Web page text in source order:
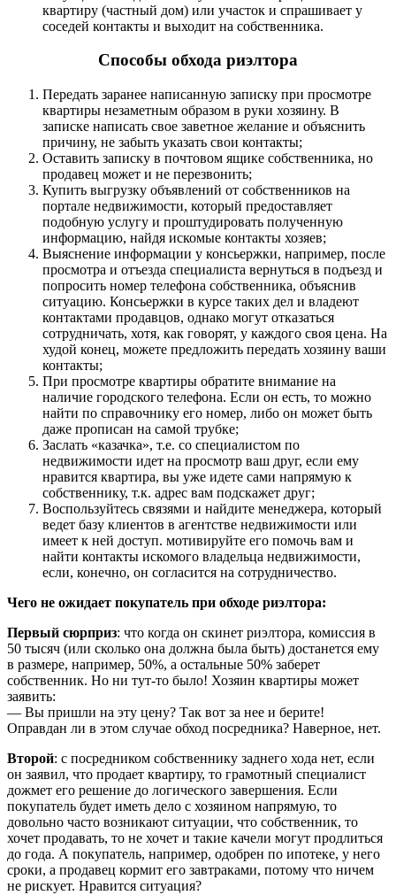
квартиру (частный дом) или участок и спрашивает у
соседей контакты и выходит на собственника.
Способы обхода риэлтора
Передать заранее написанную записку при просмотре
квартиры незаметным образом в руки хозяину. В
записке написать свое заветное желание и объяснить
причину, не забыть указать свои контакты;
Оставить записку в почтовом ящике собственника, но
продавец может и не перезвонить;
Купить выгрузку объявлений от собственников на
портале недвижимости, который предоставляет
подобную услугу и проштудировать полученную
информацию, найдя искомые контакты хозяев;
Выяснение информации у консьержки, например, после
просмотра и отъезда специалиста вернуться в подъезд и
попросить номер телефона собственника, объяснив
ситуацию. Консьержки в курсе таких дел и владеют
контактами продавцов, однако могут отказаться
сотрудничать, хотя, как говорят, у каждого своя цена. На
худой конец, можете предложить передать хозяину ваши
контакты;
При просмотре квартиры обратите внимание на
наличие городского телефона. Если он есть, то можно
найти по справочнику его номер, либо он может быть
даже прописан на самой трубке;
Заслать «казачка», т.е. со специалистом по
недвижимости идет на просмотр ваш друг, если ему
нравится квартира, вы уже идете сами напрямую к
собственнику, т.к. адрес вам подскажет друг;
Воспользуйтесь связями и найдите менеджера, который
ведет базу клиентов в агентстве недвижимости или
имеет к ней доступ. мотивируйте его помочь вам и
найти контакты искомого владельца недвижимости,
если, конечно, он согласится на сотрудничество.
Чего не ожидает покупатель при обходе риэлтора:
Первый сюрприз: что когда он скинет риэлтора, комиссия в
50 тысяч (или сколько она должна была быть) достанется ему
в размере, например, 50%, а остальные 50% заберет
собственник. Но ни тут-то было! Хозяин квартиры может
заявить:
— Вы пришли на эту цену? Так вот за нее и берите!
Оправдан ли в этом случае обход посредника? Наверное, нет.
Второй: с посредником собственнику заднего хода нет, если
он заявил, что продает квартиру, то грамотный специалист
дожмет его решение до логического завершения. Если
покупатель будет иметь дело с хозяином напрямую, то
довольно часто возникают ситуации, что собственник, то
хочет продавать, то не хочет и такие качели могут продлиться
до года. А покупатель, например, одобрен по ипотеке, у него
сроки, а продавец кормит его завтраками, потому что ничем
не рискует. Нравится ситуация?